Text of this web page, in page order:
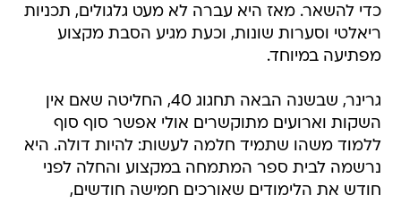
כדי להשאר. מאז היא עברה לא מעט גלגולים, תכניות
ריאלטי וסערות שונות, וכעת מגיע הסבת מקצוע
מפתיעה במיוחד.
גרינר, שבשנה הבאה תחגוג 40, החליטה שאם אין
השקות וארועים מתוקשרים אולי אפשר סוף סוף
ללמוד משהו שתמיד חלמה לעשות: להיות דולה. היא
נרשמה לבית ספר המתמחה במקצוע והחלה לפני
חודש את הלימודים שאורכים חמישה חודשים,